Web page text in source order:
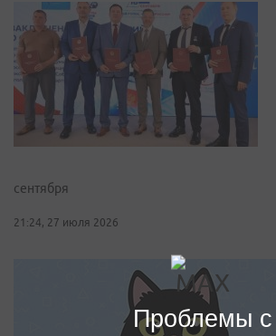
сентября
21:24, 27 июля 2026
Проблемы с